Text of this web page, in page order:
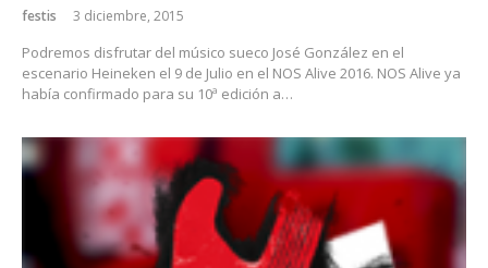
festis 3 diciembre, 2015
Podremos disfrutar del músico sueco José González en el
escenario Heineken el 9 de Julio en el NOS Alive 2016. NOS Alive ya
había confirmado para su 10ª edición a…